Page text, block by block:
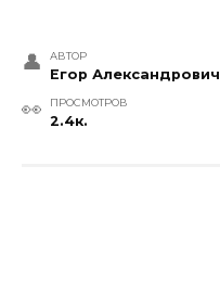
АВТОР
Егор Александрович
ПРОСМОТРОВ
2.4к.